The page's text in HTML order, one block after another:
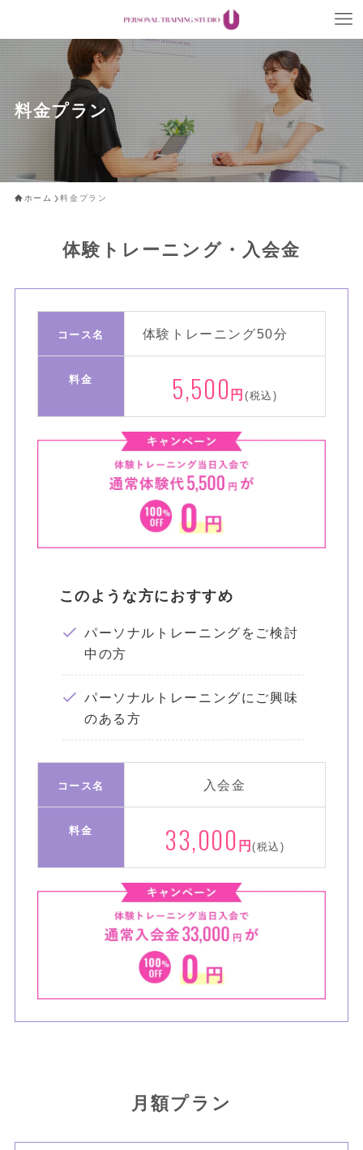
料金プラン
ホーム 料金プラン
体験トレーニング・入会金
コース名 体験トレーニング50分
料金 5,500 円 (税込)
このような方におすすめ
パーソナルトレーニングをご検討
中の方
パーソナルトレーニングにご興味
のある方
コース名 入会金
料金 33,000 円(税込)
月額プラン